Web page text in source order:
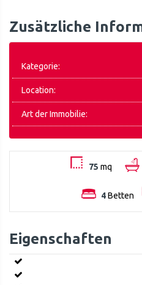
Zusätzliche
Kategorie:
Location:
Art der Immobilie:
75 mq
4Betten
Eigenschaften